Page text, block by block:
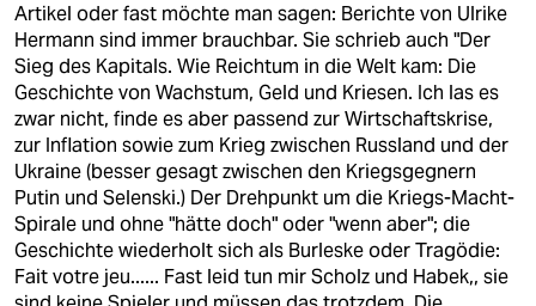
Artikel oder fast möchte man sagen: Berichte von Ulrike
Hermann sind immer brauchbar. Sie schrieb auch "Der
Sieg des Kapitals. Wie Reichtum in die Welt kam: Die
Geschichte von Wachstum, Geld und Kriesen. Ich las es
zwar nicht, finde es aber passend zur Wirtschaftskrise,
zur Inflation sowie zum Krieg zwischen Russland und der
Ukraine (besser gesagt zwischen den Kriegsgegnern
Putin und Selenski.) Der Drehpunkt um die Kriegs-Macht-
Spirale und ohne "hätte doch" oder "wenn aber"; die
Geschichte wiederholt sich als Burleske oder Tragödie:
Fait votre jeu...... Fast leid tun mir Scholz und Habek,, sie